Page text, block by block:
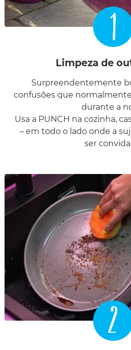
1
Limpeza de
Surpreendentemente
confusões que
durante a
Usa a PUNCH na cozinha,
– em todo o lado onde a
ser
2